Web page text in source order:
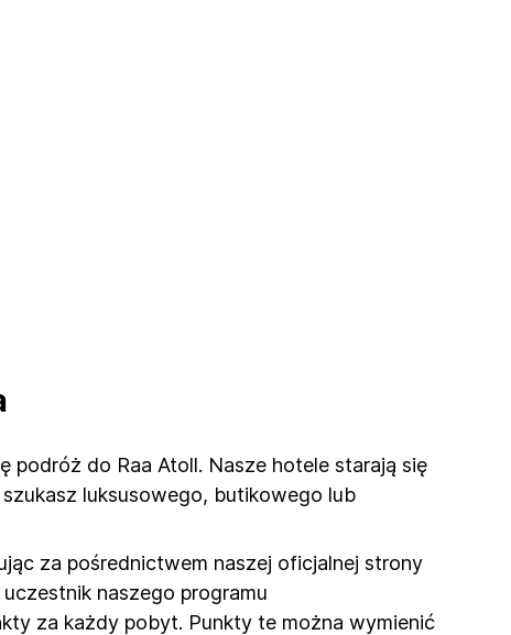
podróż do Raa Atoll. Nasze hotele starają się
luksusowego, butikowego lub
za pośrednictwem naszej oficjalnej strony
naszego programu
za każdy pobyt. Punkty te można wymienić